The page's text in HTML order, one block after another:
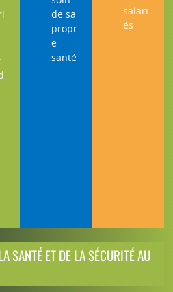
de sa
propr
e
santé
salari
és
SANTÉ ET DE LA SÉCURITÉ AU